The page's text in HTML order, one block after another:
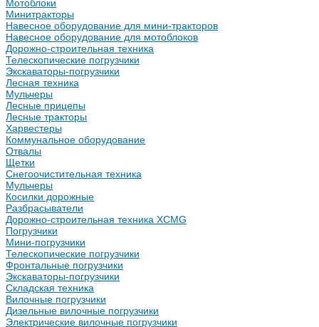
Мотоблоки
Минитракторы
Навесное оборудование для мини-тракторов
Навесное оборудование для мотоблоков
Дорожно-строительная техника
Телескопические погрузчики
Экскаваторы-погрузчики
Лесная техника
Мульчеры
Лесные прицепы
Лесные тракторы
Харвестеры
Коммунальное оборудование
Отвалы
Щетки
Снегоочистительная техника
Мульчеры
Косилки дорожные
Разбрасыватели
Дорожно-строительная техника XCMG
Погрузчики
Мини-погрузчики
Телескопические погрузчики
Фронтальные погрузчики
Экскаваторы-погрузчики
Складская техника
Вилочные погрузчики
Дизельные вилочные погрузчики
Электрические вилочные погрузчики